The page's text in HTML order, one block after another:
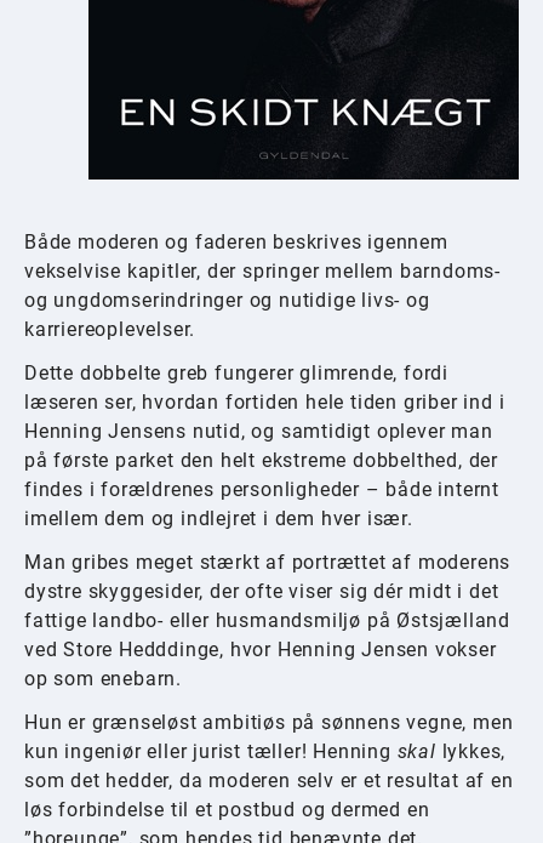
Både moderen og faderen beskrives igennem
vekselvise kapitler, der springer mellem barndoms-
og ungdomserindringer og nutidige livs- og
karriereoplevelser.
Dette dobbelte greb fungerer glimrende, fordi
læseren ser, hvordan fortiden hele tiden griber ind i
Henning Jensens nutid, og samtidigt oplever man
på første parket den helt ekstreme dobbelthed, der
findes i forældrenes personligheder – både internt
imellem dem og indlejret i dem hver især.
Man gribes meget stærkt af portrættet af moderens
dystre skyggesider, der ofte viser sig dér midt i det
fattige landbo- eller husmandsmiljø på Østsjælland
ved Store Hedddinge, hvor Henning Jensen vokser
op som enebarn.
Hun er grænseløst ambitiøs på sønnens vegne, men
kun ingeniør eller jurist tæller! Henning skal lykkes,
som det hedder, da moderen selv er et resultat af en
løs forbindelse til et postbud og dermed en